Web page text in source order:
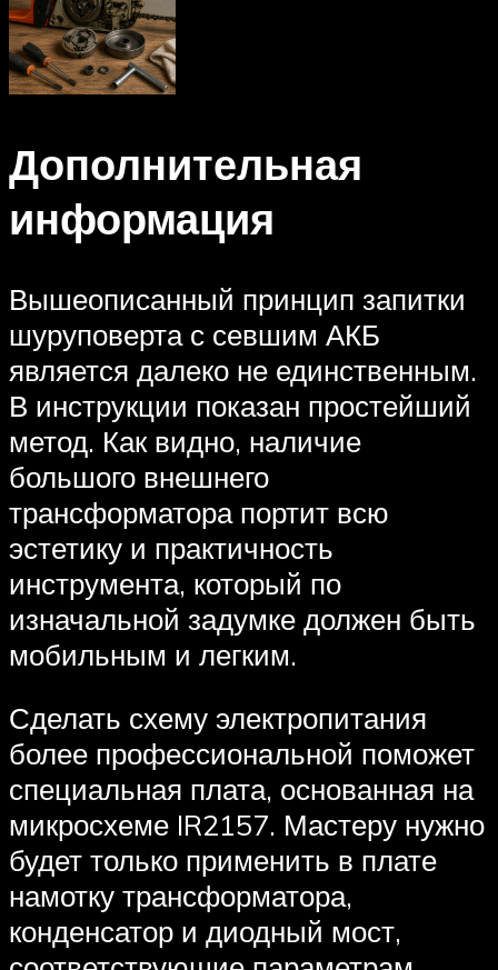
Дополнительная
информация
Вышеописанный принцип запитки
шуруповерта с севшим АКБ
является далеко не единственным.
В инструкции показан простейший
метод. Как видно, наличие
большого внешнего
трансформатора портит всю
эстетику и практичность
инструмента, который по
изначальной задумке должен быть
мобильным и легким.
Сделать схему электропитания
более профессиональной поможет
специальная плата, основанная на
микросхеме IR2157. Мастеру нужно
будет только применить в плате
намотку трансформатора,
конденсатор и диодный мост,